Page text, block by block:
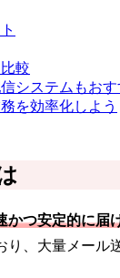
較
システムもおす
を効率化しよう
かつ安定的に届
、大量メール